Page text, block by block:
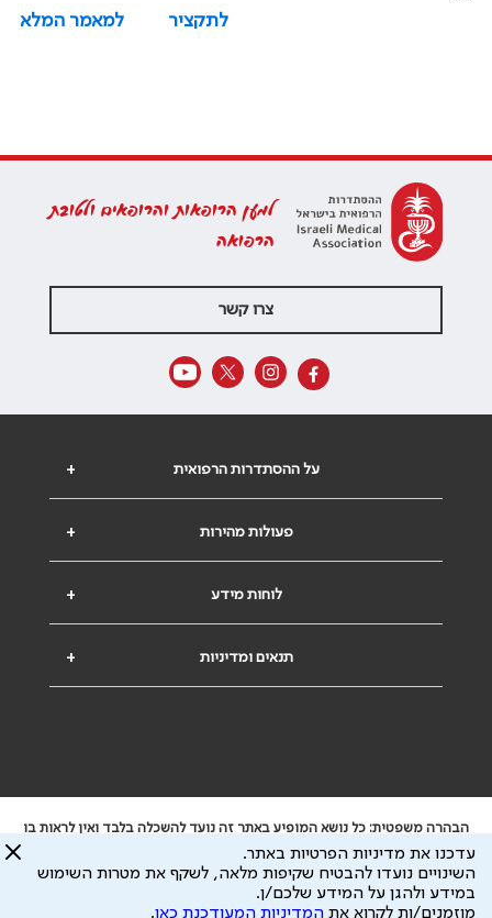
לתקציר
למאמר המלא
למען הרופאות והרופאים ולטובת
הרפואה
צרו קשר
+ על ההסתדרות הרפואית
+ פעולות מהירות
+ לוחות מידע
+ תנאים ומדיניות
הבהרה משפטית: כל נושא המופיע באתר זה נועד להשכלה בלבד ואין לראות בו
ייעוץ רפואי או משפטי. אין הר"י אחראית לתוכן המתפרסם באתר זה ולכל נזק
שעלול להיגרם.
ידוע לי שהר"י אוספת ושומרת מידע אישי לצורך מתן השרות וכי חלק ממנו עשוי
להיות מועבר לצדדים שלישיים, הכל בכפוף למדיניות הפרטיות
עדכנו את מדיניות הפרטיות באתר.
השינויים נועדו להבטיח שקיפות מלאה, לשקף את מטרות השימוש
במידע ולהגן על המידע שלכם/ן.
מוזמנים/ות לקרוא את המדיניות המעודכנת כאן.